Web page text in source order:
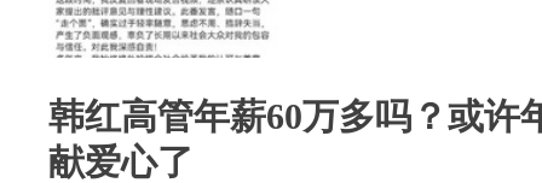
韩红高管年薪60万多吗？或许
献爱心了